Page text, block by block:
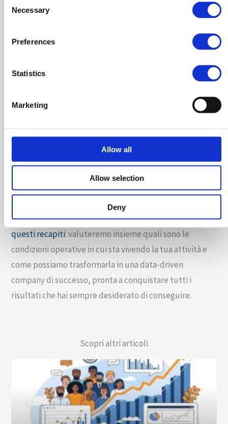
Selection
Necessary
Preferences
Statistics
Marketing
Allow all
Allow selection
Deny
driven company sono notevoli
: le aziende che pongono
al centro delle proprie operazioni i dati riescono infatti a
crescere molto più velocemente rispetto alle altre ed è
mercato sempre più concorrenziale, le imprese che non
mettono a frutto il valore dei propri dati non riusciranno
più a sopravvivere.
valutare come trasformare la tua organizzazione in una
data-driven company e prevedere quali potranno
essere i reali benefici dal condurre questa evoluzione in
maniera positiva e sostenibile.
Se vuoi saperne di piùti consiglio di contattarmi a
questi recapiti: valuteremo insieme quali sono le
condizioni operative in cui sta vivendo la tua attività e
come possiamo trasformarla in una data-driven
company di successo, pronta a conquistare tutti i
risultati che hai sempre desiderato di conseguire.
Scopri altri articoli